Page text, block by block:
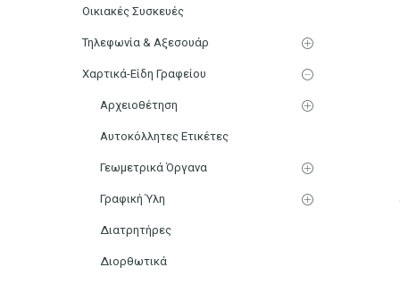
Οικιακές Συσκευές
Τηλεφωνία & Αξεσουάρ
Χαρτικά-Είδη Γραφείου
Αρχειοθέτηση
Αυτοκόλλητες Ετικέτες
Γεωμετρικά Όργανα
Γραφική Ύλη
Διατρητήρες
Διορθωτικά